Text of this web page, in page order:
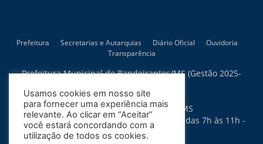
Prefeitura Secretarias e Autarquias Diário Oficial
Ouvidoria
Transparência
Prefeitura Municipal de Bandeirantes/MS (Gestão 2025-
Rua Artur Bernardes, 300
79.430-015 - Bandeirantes - MS
Horário de Atendimento: Segunda a Sexta das 7h às 11h -
13h às 17h
Usamos cookies em nosso site
para fornecer uma experiência mais
relevante. Ao clicar em “Aceitar”
você estará concordando com a
utilização de todos os cookies.